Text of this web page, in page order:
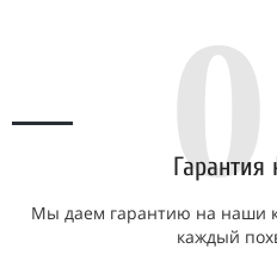
Гарантия
Мы даем гарантию на наши
каждый